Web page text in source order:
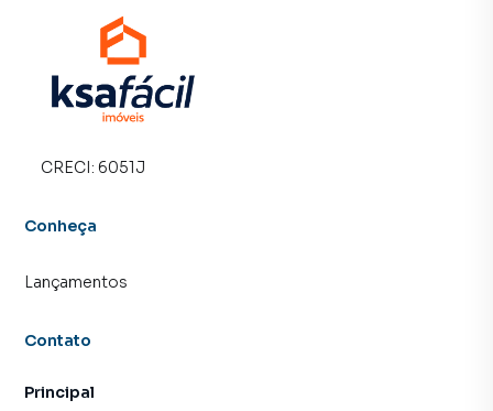
CRECI: 6051J
Conheça
Lançamentos
Contato
Principal